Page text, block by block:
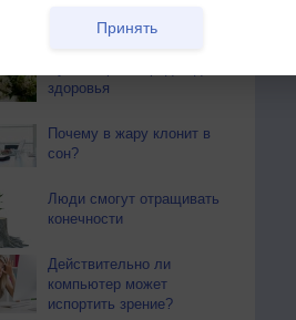
здоровья
Почему в жару клонит в
сон?
Люди смогут отращивать
конечности
Действительно ли
компьютер может
испортить зрение?
Принять